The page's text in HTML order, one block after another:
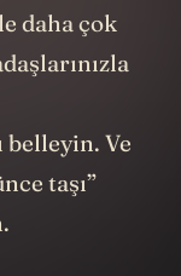
daha çok
belleyin. Ve
taşı”